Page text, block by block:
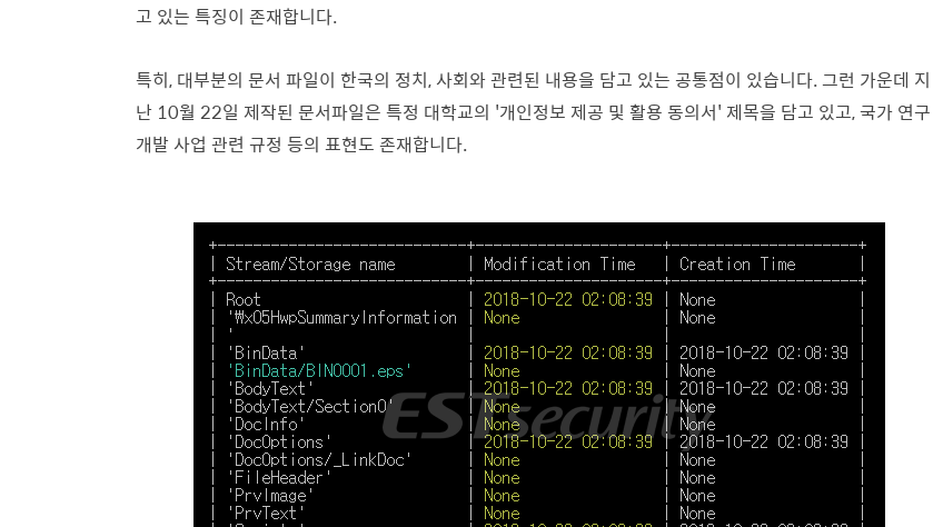
고 있는 특징이 존재합니다.
특히, 대부분의 문서 파일이 한국의 정치, 사회와 관련된 내용을 담고 있는 공통점이 있습니다. 그런 가운데 지
난 10월 22일 제작된 문서파일은 특정 대학교의 '개인정보 제공 및 활용 동의서' 제목을 담고 있고, 국가 연구
개발 사업 관련 규정 등의 표현도 존재합니다.